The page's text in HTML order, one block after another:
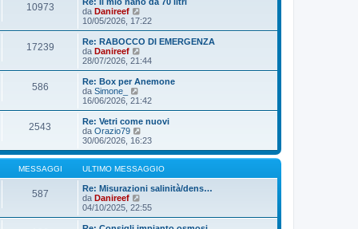
g
g
i
m
o
m
s
s
a
g
g
i
o
l
i
m
o
m
s
a
g
g
i
o
10973
da Danireef
e
d
i
l
m
o
m
s
a
g
i
10/05/2026, 17:22
17239
Re: RABOCCO DI EMERGENZA
da Danireef
e
d
i
l
m
o
m
e
s
s
a
g
g
i
28/07/2026, 21:44
586
Re: Box per Anemone
da Simone_
e
d
i
u
l
i
m
o
m
e
s
16/06/2026, 21:42
2543
Re: Vetri come nuovi
da Orazio79
e
d
i
u
l
t
m
o
m
30/06/2026, 16:23
MESSAGGI ULTIMO MESSAGGIO
587
Re: Misurazioni salinità/dens…
da Danireef
e
d
i
04/10/2025, 22:55